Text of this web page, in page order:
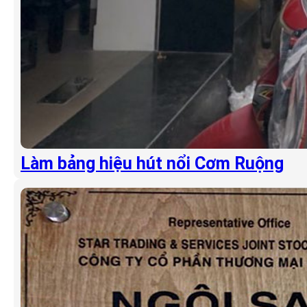
Làm bảng hiệu hút nổi Cơm Ruộng